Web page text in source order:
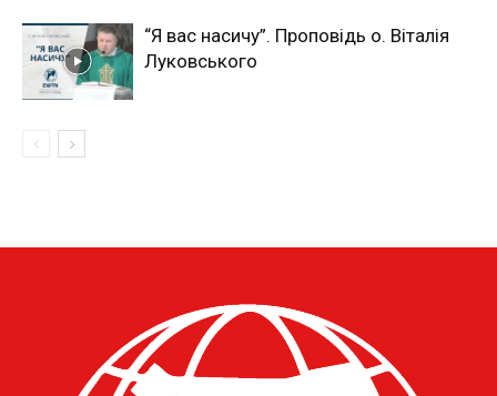
“Я вас насичу”. Проповідь о. Віталія
Луковського